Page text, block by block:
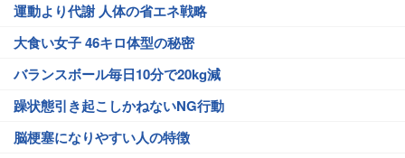
運動より代謝 人体の省エネ戦略
大食い女子 46キロ体型の秘密
バランスボール毎日10分で20kg減
躁状態引き起こしかねないNG行動
脳梗塞になりやすい人の特徴